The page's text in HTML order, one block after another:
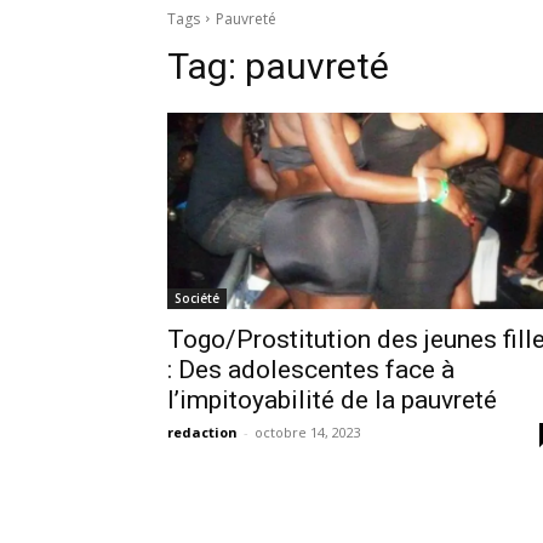
Tags Pauvreté
Tag: pauvreté
Société
Togo/Prostitution des jeunes
: Des adolescentes face à
l’impitoyabilité de la pauvreté
redaction - octobre 14, 2023